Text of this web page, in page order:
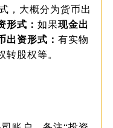
，大概分为货币出
形式： 如果现金出
出资形式： 有实物
转股权等。